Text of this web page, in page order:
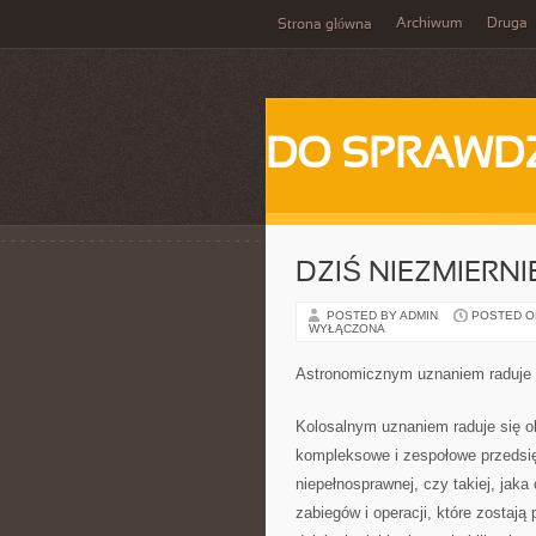
Strona główna Archiwum Druga
DO
DZIŚ
POSTED BY ADMIN
POSTED
WYŁĄCZONA
Astronomicznym uznaniem
Kolosalnym uznaniem raduje się
kompleksowe i zespołowe
niepełnosprawnej, czy takiej,
zabiegów i operacji, które zostają